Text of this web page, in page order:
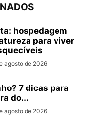
hospedagem
para viver
agosto de 2026
7 dicas para
do...
agosto de 2026